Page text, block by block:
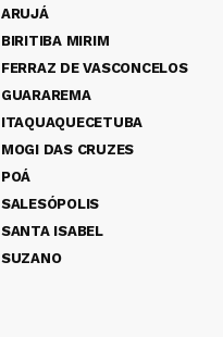
ARUJÁ
BIRITIBA MIRIM
FERRAZ DE VASCONCELOS
GUARAREMA
ITAQUAQUECETUBA
MOGI DAS CRUZES
POÁ
SALESÓPOLIS
SANTA ISABEL
SUZANO